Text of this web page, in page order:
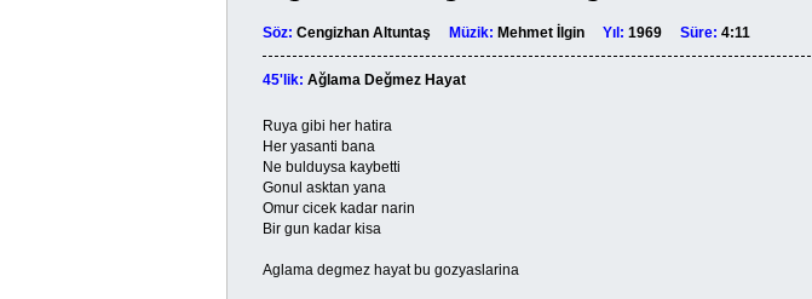
Söz: Cengizhan Altuntaş Müzik: Mehmet İlgin Yıl: 1969 Süre: 4:11
45'lik: Ağlama Değmez Hayat
Ruya gibi her hatira
Her yasanti bana
Ne bulduysa kaybetti
Gonul asktan yana
Omur cicek kadar narin
Bir gun kadar kisa
Aglama degmez hayat bu gozyaslarina